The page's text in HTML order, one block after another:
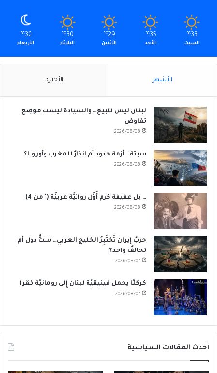
33
℃
السبت
35
℃
الأحد
29
℃
الأثنين
30
℃
الثلاثاء
30
℃
الأربعاء
الأشهر الأخيرة
لبنان ليس للبيع… والسيادة ليست موضِع
تفاوض
2026/08/08
سبتة… أزمة حدود أم إنذارٌ للمغرب وأوروبا؟
2026/08/08
… بل عفيفة كرم أَوَّل روائيَّة عربيَّة (1 من 4)
2026/08/08
حربُ إيران تَختَبِرُ الخليج العربي… ستُّ دول أم
تحالفٌ واحد؟
2026/08/07
كركلَّا يحمل فينيقيَّة لبنان إِلى رومانيَّة فقرا
2026/08/07
أحدث المقالات السياسية